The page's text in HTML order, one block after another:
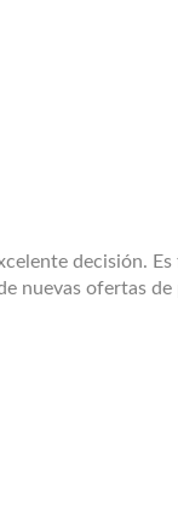
decisión. Es
nuevas ofertas